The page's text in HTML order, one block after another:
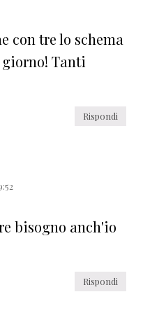
con tre lo schema
Tanti
Rispondi
bisogno anch'io
Rispondi